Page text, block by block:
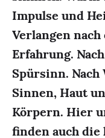
Impulse und
Verlangen
Erfahrung.
Spürsinn.
Sinnen, Haut
Körpern. Hier
finden auch